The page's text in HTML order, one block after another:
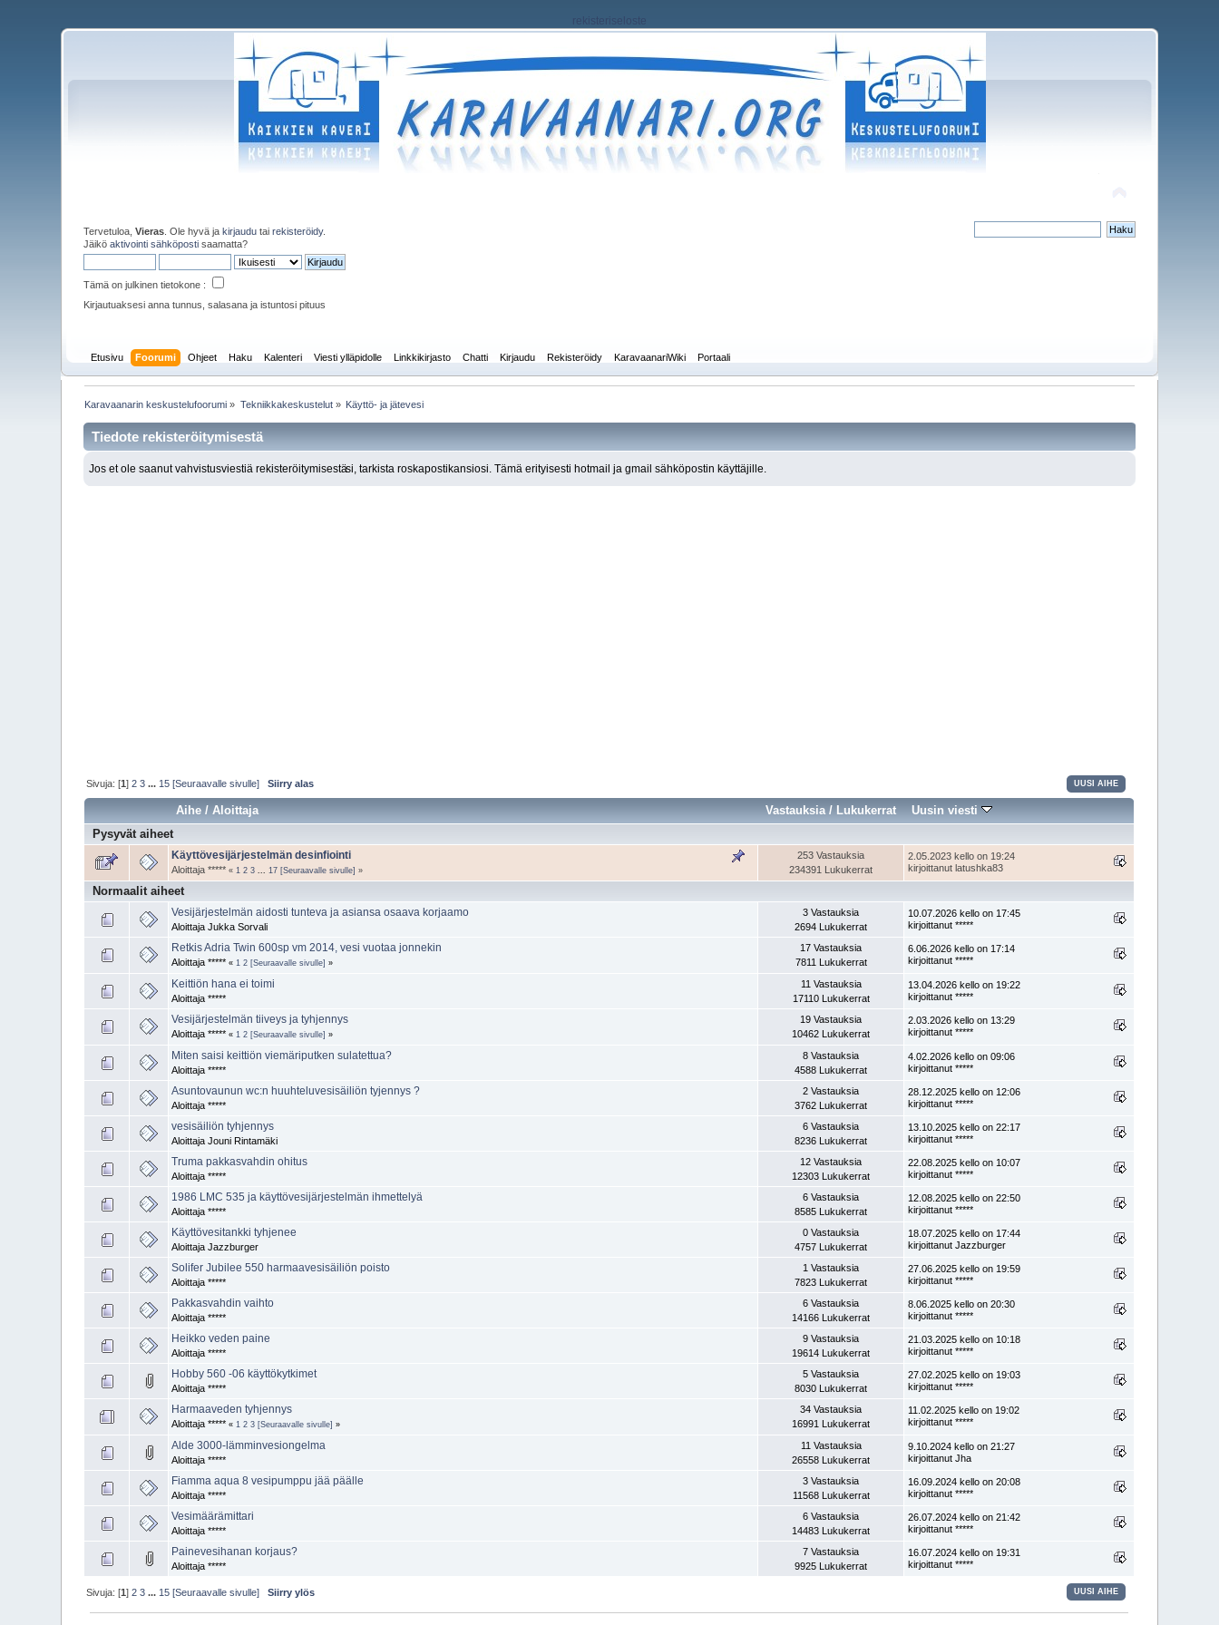
rekisteriseloste
Tervetuloa,Vieras . Ole hyvä jakirjaudu tairekisteröidy.
Jäiköaktivointi sähköposti saamatta?
Tämä on julkinen tietokone :
Kirjautuaksesi anna tunnus, salasana ja istuntosi pituus
Etusivu Foorumi Ohjeet Haku Kalenteri Viesti ylläpidolle Linkkikirjasto Chatti Kirjaudu Rekisteröidy KaravaanariWiki Portaali
Karavaanarin keskustelufoorumi » Tekniikkakeskustelut» Käyttö- ja jätevesi
Tiedote rekisteröitymisestä
Jos et ole saanut vahvistusviestiä rekisteröitymisestäsi, tarkista roskapostikansiosi. Tämä erityisesti hotmail ja gmail sähköpostin käyttäjille.
Sivuja: [1]2 3 ... 15 [Seuraavalle sivulle] Siirry alas UUSI AIHE
Aihe /Aloittaja Vastauksia/ Lukukerrat
Uusin viesti
Pysyvät aiheet
Käyttövesijärjestelmän desinfiointi
Aloittaja *****«1 2 3 ...17 [Seuraavalle sivulle] »
253 Vastauksia
234391 Lukukerrat
2.05.2023 kello on 19:24
kirjoittanut latushka83
Normaalit aiheet
Vesijärjestelmän aidosti tunteva ja asiansa osaava korjaamo
Aloittaja Jukka Sorvali
3 Vastauksia
2694 Lukukerrat
10.07.2026 kello on 17:45
kirjoittanut *****
Retkis Adria Twin 600sp vm 2014, vesi vuotaa jonnekin
Aloittaja *****«1 2 [Seuraavalle sivulle] »
17 Vastauksia
7811 Lukukerrat
6.06.2026 kello on 17:14
kirjoittanut *****
Keittiön hana ei toimi
Aloittaja *****
11 Vastauksia
17110 Lukukerrat
13.04.2026 kello on 19:22
kirjoittanut *****
Vesijärjestelmän tiiveys ja tyhjennys
Aloittaja *****«1 2 [Seuraavalle sivulle] »
19 Vastauksia
10462 Lukukerrat
2.03.2026 kello on 13:29
kirjoittanut *****
Miten saisi keittiön viemäriputken sulatettua?
Aloittaja *****
8 Vastauksia
4588 Lukukerrat
4.02.2026 kello on 09:06
kirjoittanut *****
Asuntovaunun wc:n huuhteluvesisäiliön tyjennys ?
Aloittaja *****
2 Vastauksia
3762 Lukukerrat
28.12.2025 kello on 12:06
kirjoittanut *****
vesisäiliön tyhjennys
Aloittaja Jouni Rintamäki
6 Vastauksia
8236 Lukukerrat
13.10.2025 kello on 22:17
kirjoittanut *****
Truma pakkasvahdin ohitus
Aloittaja *****
12 Vastauksia
12303 Lukukerrat
22.08.2025 kello on 10:07
kirjoittanut *****
1986 LMC 535 ja käyttövesijärjestelmän ihmettelyä
Aloittaja *****
6 Vastauksia
8585 Lukukerrat
12.08.2025 kello on 22:50
kirjoittanut *****
Käyttövesitankki tyhjenee
Aloittaja Jazzburger
0 Vastauksia
4757 Lukukerrat
18.07.2025 kello on 17:44
kirjoittanut Jazzburger
Solifer Jubilee 550 harmaavesisäiliön poisto
Aloittaja *****
1 Vastauksia
7823 Lukukerrat
27.06.2025 kello on 19:59
kirjoittanut *****
Pakkasvahdin vaihto
Aloittaja *****
6 Vastauksia
14166 Lukukerrat
8.06.2025 kello on 20:30
kirjoittanut *****
Heikko veden paine
Aloittaja *****
9 Vastauksia
19614 Lukukerrat
21.03.2025 kello on 10:18
kirjoittanut *****
Hobby 560 -06 käyttökytkimet
Aloittaja *****
5 Vastauksia
8030 Lukukerrat
27.02.2025 kello on 19:03
kirjoittanut *****
Harmaaveden tyhjennys
Aloittaja *****«1 2 3 [Seuraavalle sivulle] »
34 Vastauksia
16991 Lukukerrat
11.02.2025 kello on 19:02
kirjoittanut *****
Alde 3000-lämminvesiongelma
Aloittaja *****
11 Vastauksia
26558 Lukukerrat
9.10.2024 kello on 21:27
kirjoittanut Jha
Fiamma aqua 8 vesipumppu jää päälle
Aloittaja *****
3 Vastauksia
11568 Lukukerrat
16.09.2024 kello on 20:08
kirjoittanut *****
Vesimäärämittari
Aloittaja *****
6 Vastauksia
14483 Lukukerrat
26.07.2024 kello on 21:42
kirjoittanut *****
Painevesihanan korjaus?
Aloittaja *****
7 Vastauksia
9925 Lukukerrat
16.07.2024 kello on 19:31
kirjoittanut *****
UUSI AIHE
Sivuja: [1]2 3 ... 15 [Seuraavalle sivulle] Siirry ylös